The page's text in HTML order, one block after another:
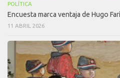
POLÍTICA
Encuesta marca ventaja de Hugo
11 ABRIL 2026